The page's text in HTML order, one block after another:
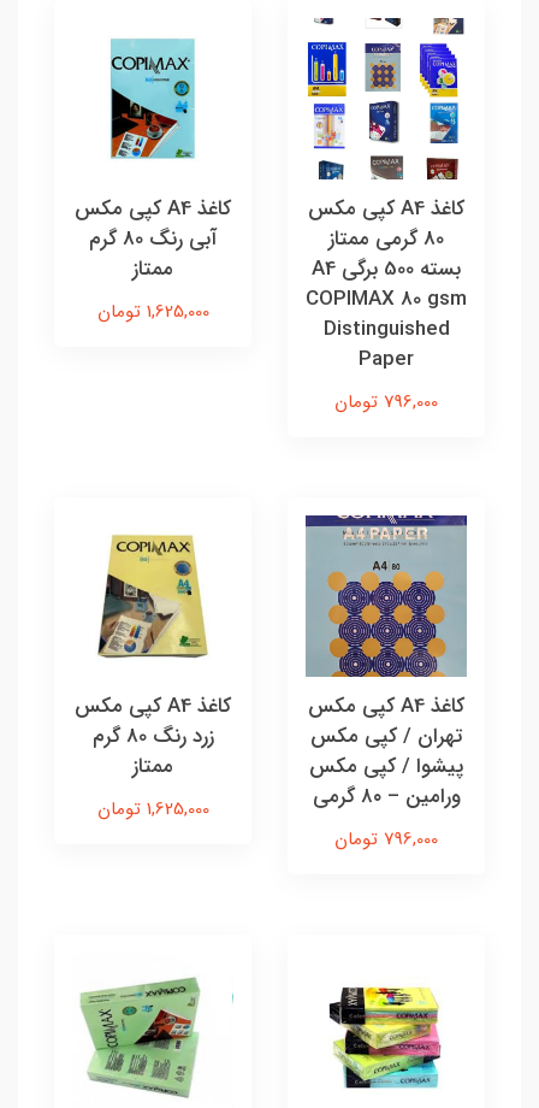
کاغذ A4 کپی مکس
80 گرمی ممتاز
بسته 500 برگی A4
COPIMAX 80 gsm
Distinguished
Paper
796,000 تومان
کاغذ A4 کپی مکس
آبی رنگ 80 گرم
ممتاز
1,625,000 تومان
کاغذ A4 کپی مکس
تهران / کپی مکس
پیشوا / کپی مکس
ورامین – ۸۰ گرمی
796,000 تومان
کاغذ A4 کپی مکس
زرد رنگ 80 گرم
ممتاز
1,625,000 تومان